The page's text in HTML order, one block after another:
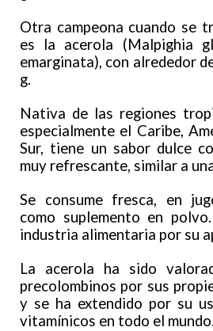
Otra campeona cuando se
es la acerola (Malpighia
emarginata), con alrededor
g.
Nativa de las regiones
especialmente el Caribe,
Sur, tiene un sabor dulce
muy refrescante, similar a
Se consume fresca, en
como suplemento en
industria alimentaria por su
La acerola ha sido
precolombinos por sus
y se ha extendido por su
vitamínicos en todo el mundo.